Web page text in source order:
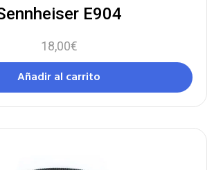
E904
18,00€
Añadir al carrito